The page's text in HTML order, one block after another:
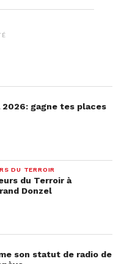
2026: gagne tes places
DU TERROIR
du Terroir à
Donzel
son statut de radio de